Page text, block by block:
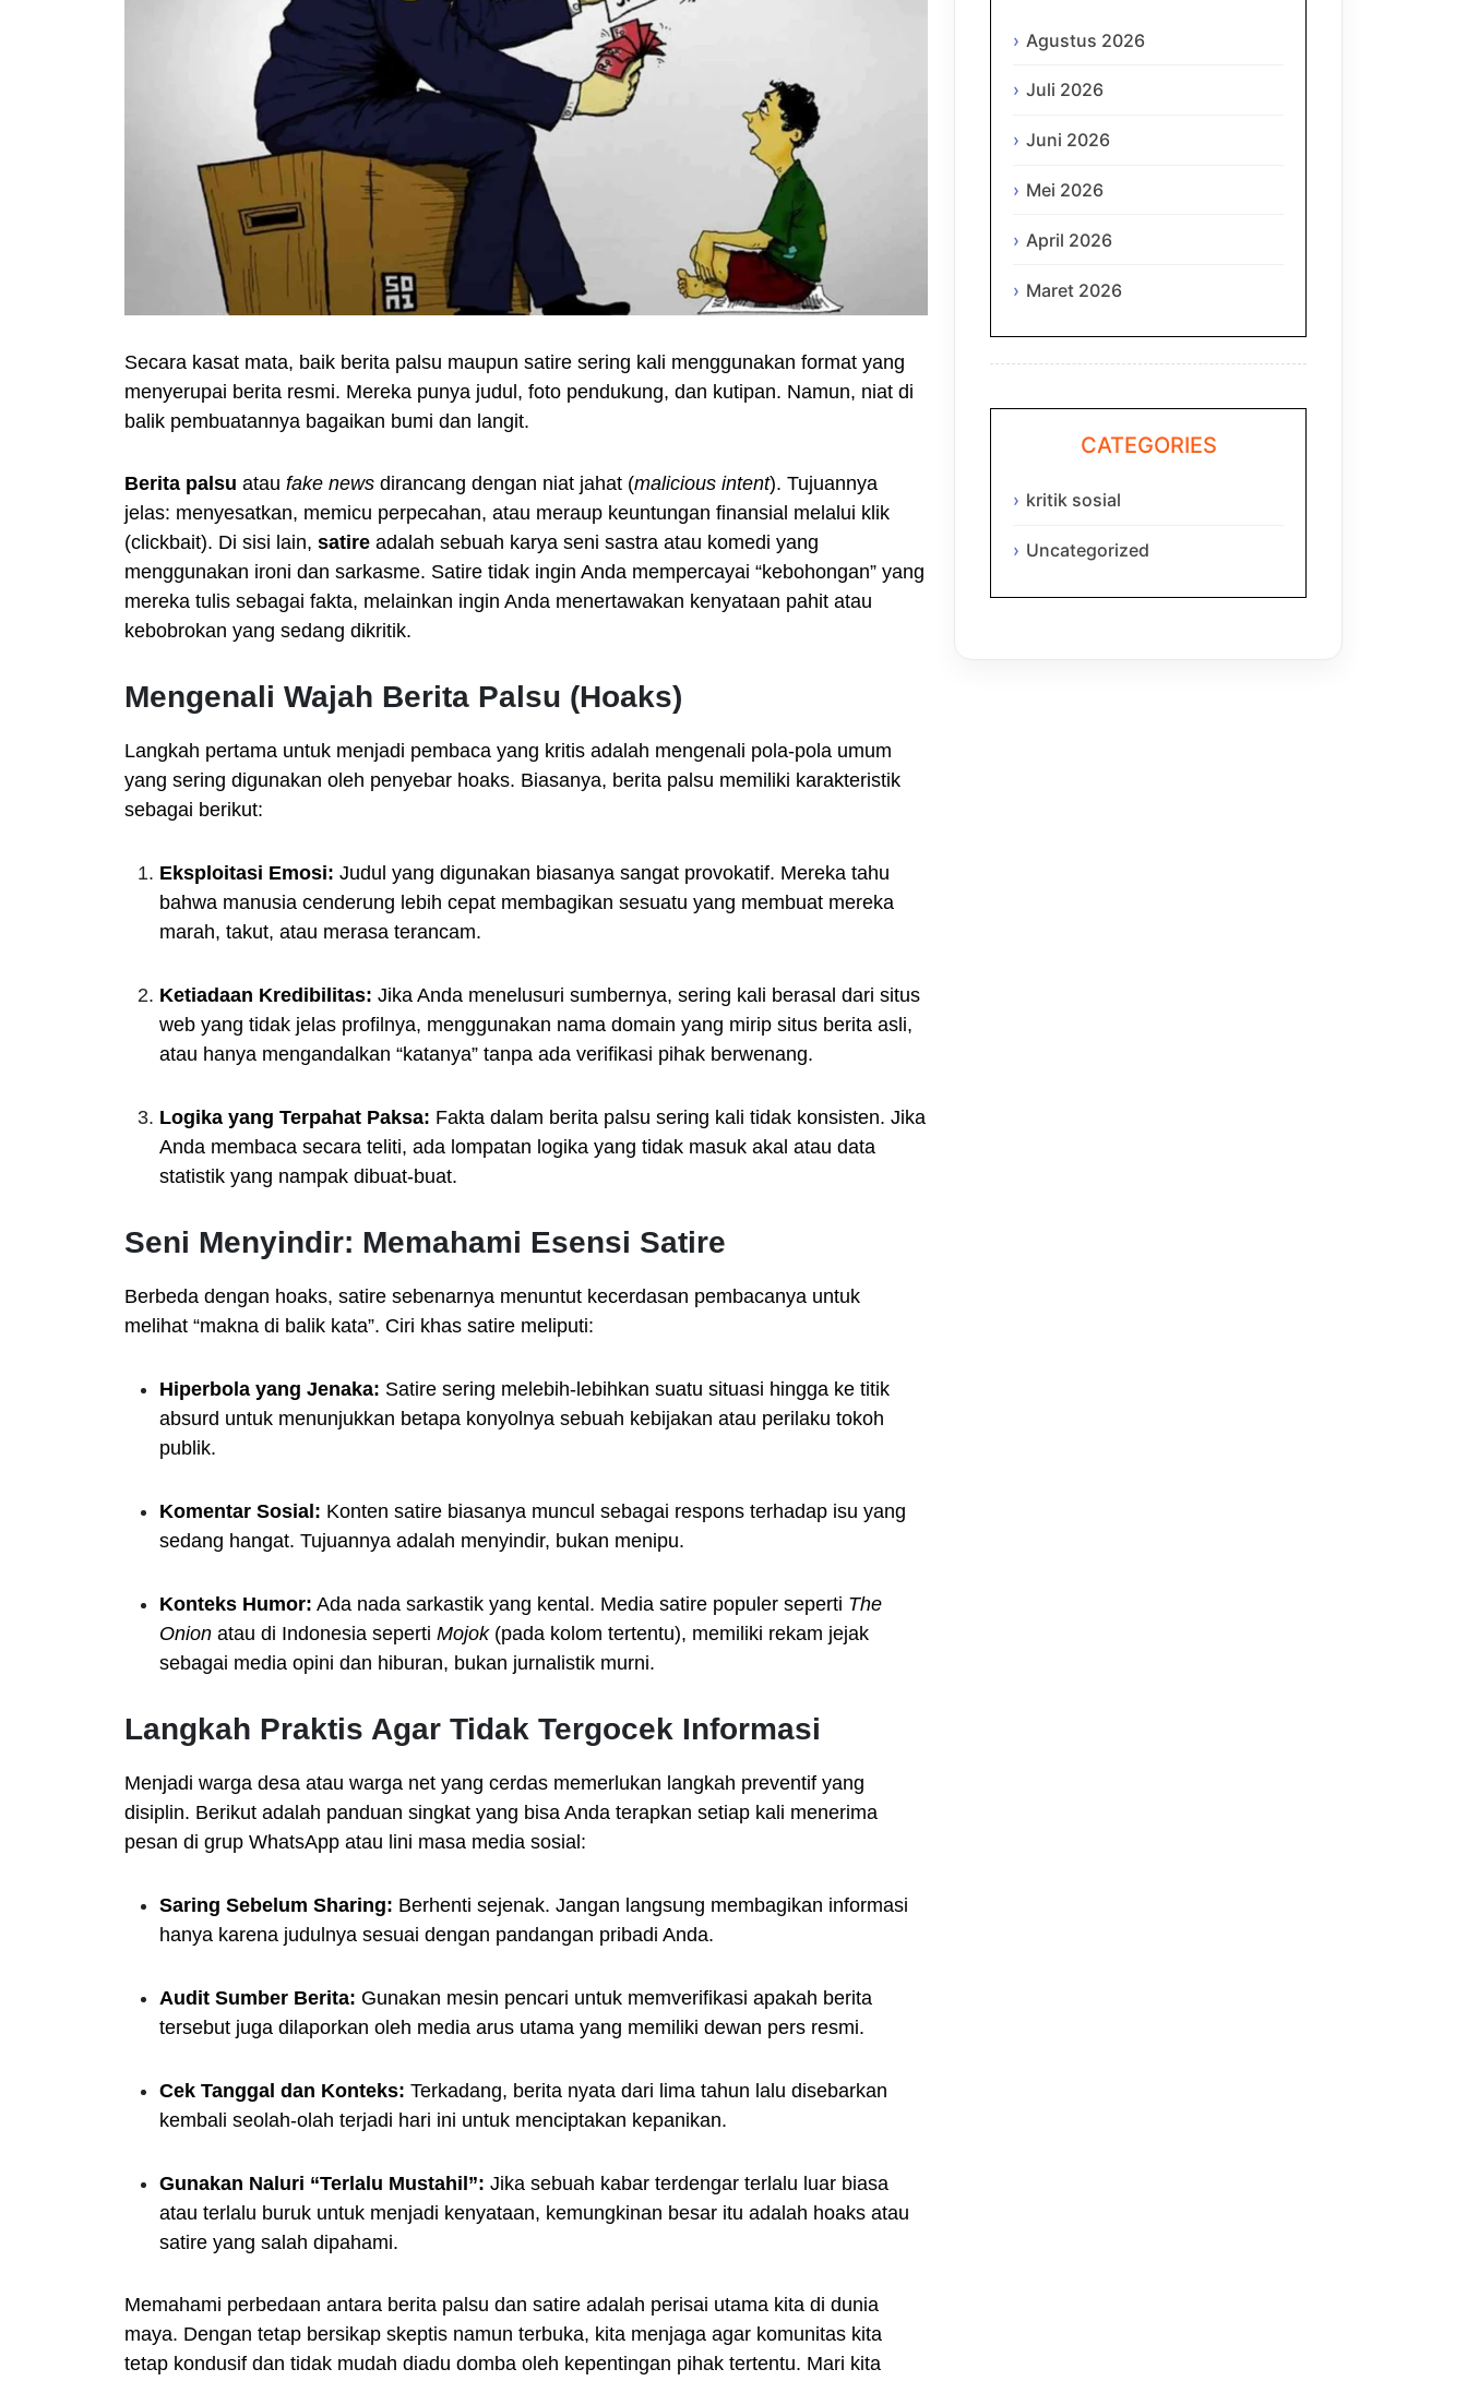
Secara kasat mata, baik berita palsu maupun satire sering kali menggunakan format yang
menyerupai berita resmi. Mereka punya judul, foto pendukung, dan kutipan. Namun, niat di
balik pembuatannya bagaikan bumi dan langit.
Berita palsu atau fake news dirancang dengan niat jahat (malicious intent). Tujuannya
jelas: menyesatkan, memicu perpecahan, atau meraup keuntungan finansial melalui klik
(clickbait). Di sisi lain, satire adalah sebuah karya seni sastra atau komedi yang
menggunakan ironi dan sarkasme. Satire tidak ingin Anda mempercayai “kebohongan” yang
mereka tulis sebagai fakta, melainkan ingin Anda menertawakan kenyataan pahit atau
kebobrokan yang sedang dikritik.
Mengenali Wajah Berita Palsu (Hoaks)
Langkah pertama untuk menjadi pembaca yang kritis adalah mengenali pola-pola umum
yang sering digunakan oleh penyebar hoaks. Biasanya, berita palsu memiliki karakteristik
sebagai berikut:
Eksploitasi Emosi: Judul yang digunakan biasanya sangat provokatif. Mereka tahu
bahwa manusia cenderung lebih cepat membagikan sesuatu yang membuat mereka
marah, takut, atau merasa terancam.
Ketiadaan Kredibilitas: Jika Anda menelusuri sumbernya, sering kali berasal dari situs
web yang tidak jelas profilnya, menggunakan nama domain yang mirip situs berita asli,
atau hanya mengandalkan “katanya” tanpa ada verifikasi pihak berwenang.
Logika yang Terpahat Paksa: Fakta dalam berita palsu sering kali tidak konsisten. Jika
Anda membaca secara teliti, ada lompatan logika yang tidak masuk akal atau data
statistik yang nampak dibuat-buat.
Seni Menyindir: Memahami Esensi Satire
Berbeda dengan hoaks, satire sebenarnya menuntut kecerdasan pembacanya untuk
melihat “makna di balik kata”. Ciri khas satire meliputi:
Hiperbola yang Jenaka: Satire sering melebih-lebihkan suatu situasi hingga ke titik
absurd untuk menunjukkan betapa konyolnya sebuah kebijakan atau perilaku tokoh
publik.
Komentar Sosial: Konten satire biasanya muncul sebagai respons terhadap isu yang
sedang hangat. Tujuannya adalah menyindir, bukan menipu.
Konteks Humor: Ada nada sarkastik yang kental. Media satire populer seperti The
Onion atau di Indonesia seperti Mojok(pada kolom tertentu), memiliki rekam jejak
sebagai media opini dan hiburan, bukan jurnalistik murni.
Langkah Praktis Agar Tidak Tergocek Informasi
Menjadi warga desa atau warga net yang cerdas memerlukan langkah preventif yang
disiplin. Berikut adalah panduan singkat yang bisa Anda terapkan setiap kali menerima
pesan di grup WhatsApp atau lini masa media sosial:
Saring Sebelum Sharing: Berhenti sejenak. Jangan langsung membagikan informasi
hanya karena judulnya sesuai dengan pandangan pribadi Anda.
Audit Sumber Berita: Gunakan mesin pencari untuk memverifikasi apakah berita
tersebut juga dilaporkan oleh media arus utama yang memiliki dewan pers resmi.
Cek Tanggal dan Konteks: Terkadang, berita nyata dari lima tahun lalu disebarkan
kembali seolah-olah terjadi hari ini untuk menciptakan kepanikan.
Gunakan Naluri “Terlalu Mustahil”: Jika sebuah kabar terdengar terlalu luar biasa
atau terlalu buruk untuk menjadi kenyataan, kemungkinan besar itu adalah hoaks atau
satire yang salah dipahami.
Memahami perbedaan antara berita palsu dan satire adalah perisai utama kita di dunia
maya. Dengan tetap bersikap skeptis namun terbuka, kita menjaga agar komunitas kita
tetap kondusif dan tidak mudah diadu domba oleh kepentingan pihak tertentu. Mari kita
Agustus 2026
Juli 2026
Juni 2026
Mei 2026
April 2026
Maret 2026
CATEGORIES
kritik sosial
Uncategorized